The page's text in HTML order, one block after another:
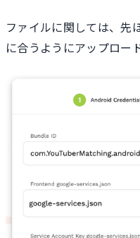
ファイルに関しては、先
に合うようにアップロー